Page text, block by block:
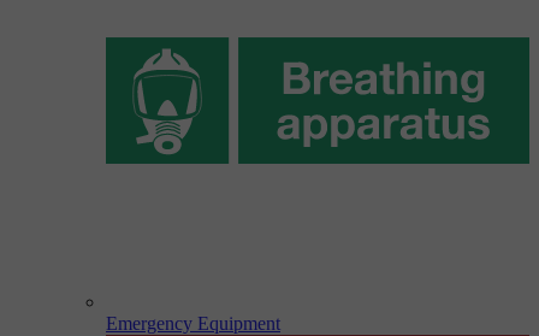
Emergency Equipment